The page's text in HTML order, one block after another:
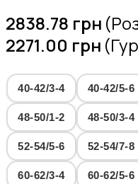
2838.78 грн
2271.00 грн
40-42/3-4 40-42/5-6
48-50/1-2 48-50/3-4
52-54/5-6 52-54/7-8
60-62/3-4 60-62/5-6